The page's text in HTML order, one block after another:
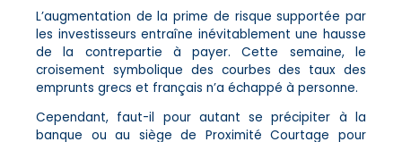
L’augmentation de la prime de risque supportée par
les investisseurs entraîne inévitablement une hausse
de la contrepartie à payer. Cette semaine, le
croisement symbolique des courbes des taux des
emprunts grecs et français n’a échappé à personne.
Cependant, faut-il pour autant se précipiter à la
banque ou au siège de Proximité Courtage pour